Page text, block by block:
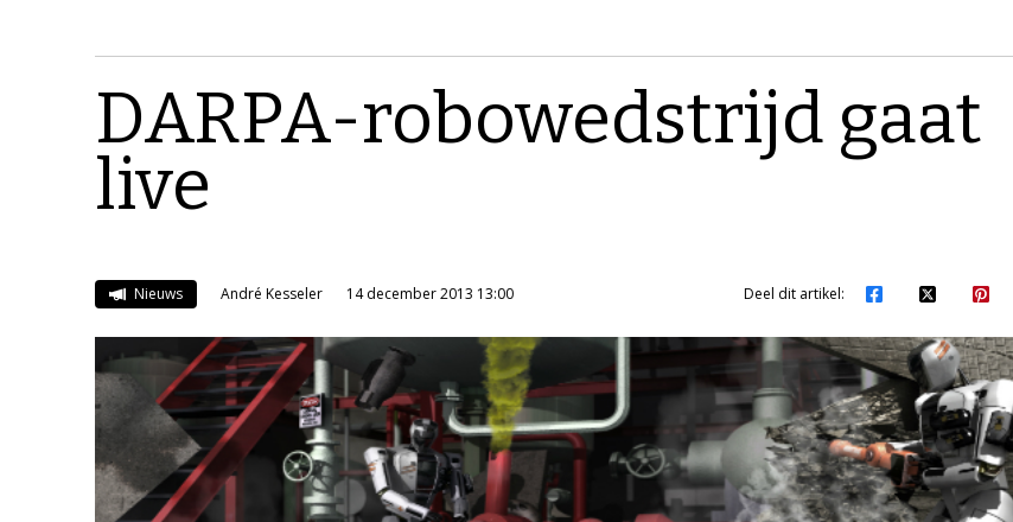
DARPA-robowedstrijd gaat
live
Nieuws André Kesseler 14 december 2013 13:00 Deel dit artikel: